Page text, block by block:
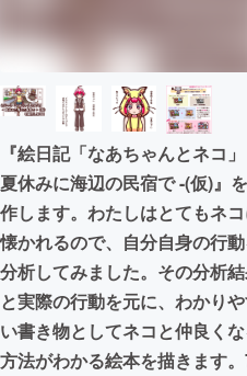
CAMPFIRE for Social
CAMPFIREふるさと納税
『絵日記「なあちゃんとネコ
夏休みに海辺の民宿で -(仮)』
作します。わたしはとてもネ
懐かれるので、自分自身の行
分析してみました。その分析
と実際の行動を元に、わかり
い書き物としてネコと仲良く
方法がわかる絵本を描きます